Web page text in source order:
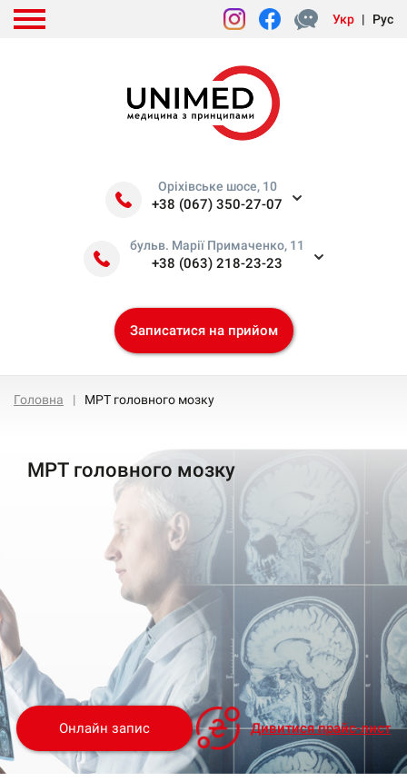
Укр | Рус
Оріхівське шосе, 10
+38 (067) 350-27-07
бульв. Марії Примаченко, 11
+38 (063) 218-23-23
Записатися на прийом
Головна МРТ головного мозку
МРТ головного мозку
Онлайн запис Дивитися прайс-лист